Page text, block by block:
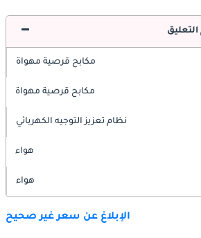
التعليق
مكابح قرصية مهواة
مكابح قرصية مهواة
نظام تعزيز التوجيه الكهربائي
هواء
هواء
الإبلاغ عن سعر غير صحيح